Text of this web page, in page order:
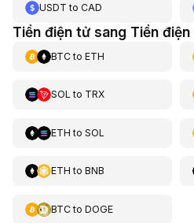
USDT to CAD
Tiền điện tử sang Tiền
BTCto ETH
SOL to TRX
ETH to SOL
ETH to BNB
BTCto DOGE